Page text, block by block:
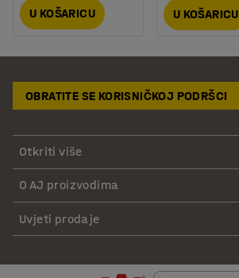
U KOŠARICU U KOŠARICU
OBRATITE SE KORISNIČKOJ PODRŠCI
Otkriti više
O AJ proizvodima
Uvjeti prodaje